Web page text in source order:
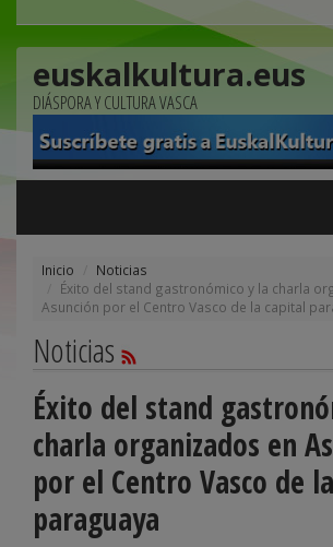
euskalkultura.eus
DIÁSPORA Y CULTURA VASCA
Inicio
Noticias
Éxito del stand gastronómico y la charla
Asunción por el Centro Vasco de la capital
Noticias
Éxito del stand
charla organizados en
por el Centro Vasco de
paraguaya